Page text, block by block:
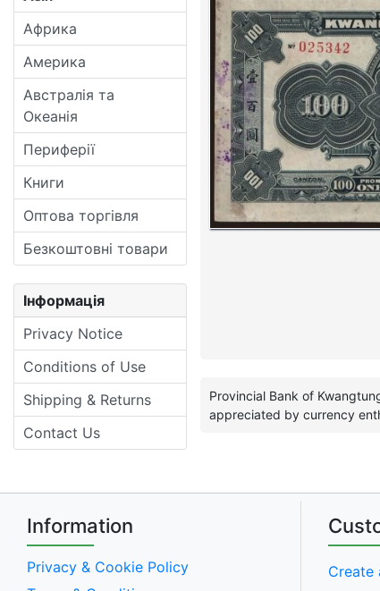
Африка
Америка
Австралія та
Океанія
Периферії
Книги
Оптова торгівля
Безкоштовні товари
Інформація
Privacy Notice
Conditions of Use
Shipping & Returns
Contact Us
Provincial Bank of
appreciated by currency
Information
Privacy & Cookie Policy
Create